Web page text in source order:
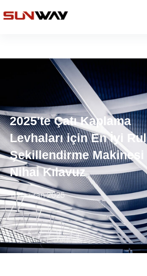
2025'te Çatı Kaplama
Levhaları için En İyi
Şekillendirme Makinesi
Nihai Kılavuz
11 Haziran 2025